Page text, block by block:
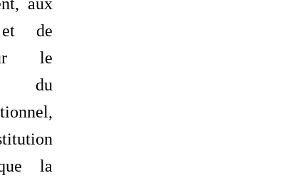
aux
et de
le
du
la